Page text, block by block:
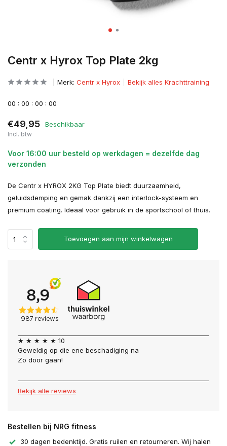
Centr x Hyrox Top Plate 2kg
Merk: Centr x Hyrox Bekijk alles Krachttraining
00 : 00 : 00 : 00
€49,95 Beschikbaar
Incl. btw
Voor 16:00 uur besteld op werkdagen = dezelfde dag
verzonden
De Centr x HYROX 2KG Top Plate biedt duurzaamheid,
geluidsdemping en gemak dankzij een interlock-systeem en
premium coating. Ideaal voor gebruik in de sportschool of thuis.
Toevoegen aan mijn winkelwagen
★ ★ ★ ★ ★ 10
Geweldig op die ene beschadiging na
Zo door gaan!
Bekijk alle reviews
Bestellen bij NRG fitness
30 dagen bedenktijd. Gratis ruilen en retourneren. Wij halen